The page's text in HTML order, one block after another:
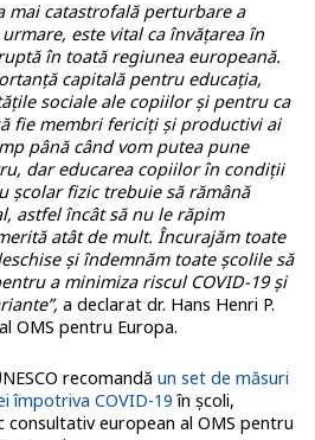
mai catastrofală perturbare a
este vital ca învățarea în
în toată regiunea europeană.
capitală pentru educația,
sociale ale copiilor și pentru ca
fie membri fericiți și productivi ai
până când vom putea pune
dar educarea copiilor în condiții
școlar fizic trebuie să rămână
astfel încât să nu le răpim
atât de mult. Încurajăm toate
și îndemnăm toate școlile să
a minimiza riscul COVID-19 și
a declarat dr. Hans Henri P.
OMS pentru Europa.
recomandă un set de măsuri
împotriva COVID-19 în școli,
european al OMS pentru